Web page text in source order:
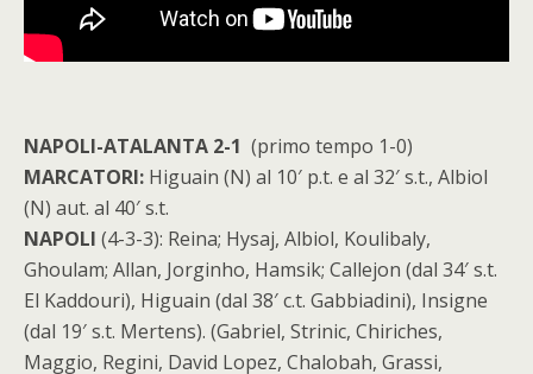
NAPOLI-ATALANTA 2-1 (primo tempo 1-0)
MARCATORI: Higuain (N) al 10′ p.t. e al 32′ s.t., Albiol
(N) aut. al 40′ s.t.
NAPOLI (4-3-3): Reina; Hysaj, Albiol, Koulibaly,
Ghoulam; Allan, Jorginho, Hamsik; Callejon (dal 34′ s.t.
El Kaddouri), Higuain (dal 38′ c.t. Gabbiadini), Insigne
(dal 19′ s.t. Mertens). (Gabriel, Strinic, Chiriches,
Maggio, Regini, David Lopez, Chalobah, Grassi,